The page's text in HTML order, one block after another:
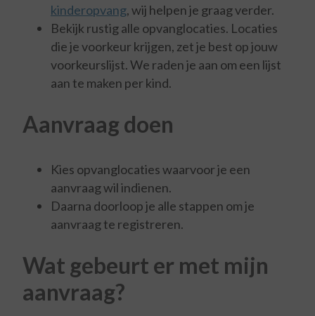
kinderopvang, wij helpen je graag verder.
Bekijk rustig alle opvanglocaties. Locaties
die je voorkeur krijgen, zet je best op jouw
voorkeurslijst. We raden je aan om een lijst
aan te maken per kind.
Aanvraag doen
Kies opvanglocaties waarvoor je een
aanvraag wil indienen.
Daarna doorloop je alle stappen om je
aanvraag te registreren.
Wat gebeurt er met mijn
aanvraag?